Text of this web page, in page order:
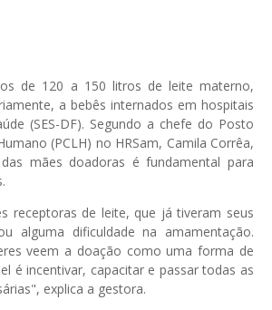
de 120 a 150 litros de leite materno,
a bebês internados em hospitais
(SES-DF). Segundo a chefe do Posto
(PCLH) no HRSam, Camila Corrêa,
mães doadoras é fundamental para
receptoras de leite, que já tiveram seus
alguma dificuldade na amamentação.
veem a doação como uma forma de
é incentivar, capacitar e passar todas as
explica a gestora.